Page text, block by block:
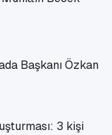
Başkanı Özkan